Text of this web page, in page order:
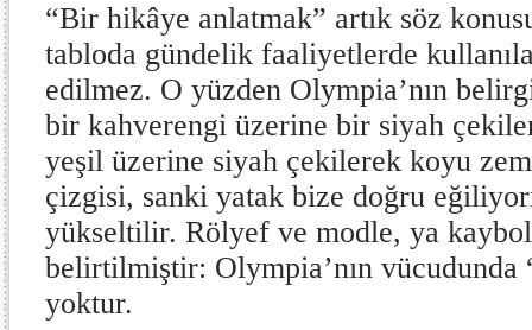
“Bir hikâye anlatmak” artık söz
tabloda gündelik faaliyetlerde
edilmez. O yüzden Olympia’nın
bir kahverengi üzerine bir siyah
yeşil üzerine siyah çekilerek koyu
çizgisi, sanki yatak bize doğru
yükseltilir. Rölyef ve modle, ya
belirtilmiştir: Olympia’nın vücudunda
yoktur.